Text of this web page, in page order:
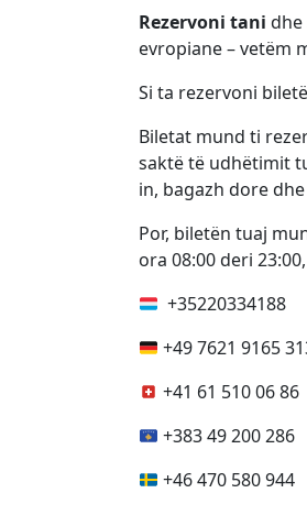
Rezervoni tani
evropiane – vetëm
Si ta rezervoni
Biletat mund ti
saktë të udhëtimit
in, bagazh dore
Por, biletën tuaj
ora 08:00 deri
+35220334188
+49 7621 9165
+41 61 510 06 86
+383 49 200 286
+46 470 580 944